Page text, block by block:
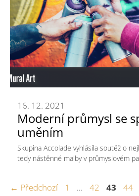
Moderní průmysl se
uměním
16. 12. 2021
Skupina Accolade vyhlásila soutěž o
tedy nástěnné malby v průmyslovém
← Předchozí Stránka
1 … Stránka
42 Stránka
43 44